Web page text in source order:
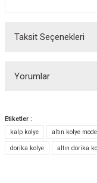
Taksit Seçenekleri
Yorumlar
Bu
Etiketler :
kalp kolye
altın kolye
dorika kolye altın dorika